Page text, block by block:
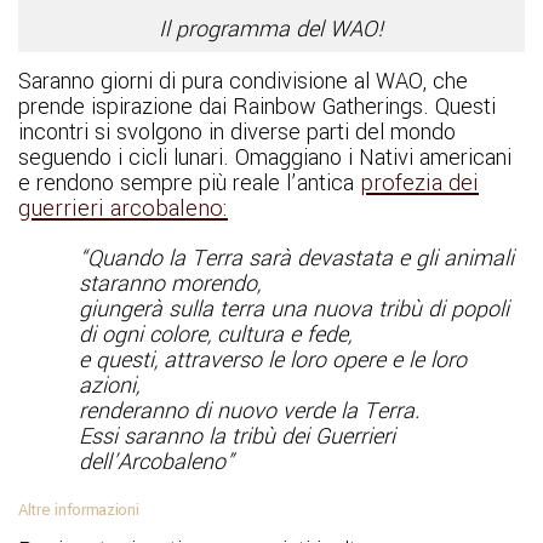
Il programma del WAO!
Saranno giorni di pura condivisione al WAO, che
prende ispirazione dai Rainbow Gatherings. Questi
incontri si svolgono in diverse parti del mondo
seguendo i cicli lunari. Omaggiano i Nativi americani
e rendono sempre più reale l’antica profezia dei
guerrieri arcobaleno:
“Quando la Terra sarà devastata e gli animali
staranno morendo,
giungerà sulla terra una nuova tribù di popoli
di ogni colore, cultura e fede,
e questi, attraverso le loro opere e le loro
azioni,
renderanno di nuovo verde la Terra.
Essi saranno la tribù dei Guerrieri
dell’Arcobaleno”
Altre informazioni